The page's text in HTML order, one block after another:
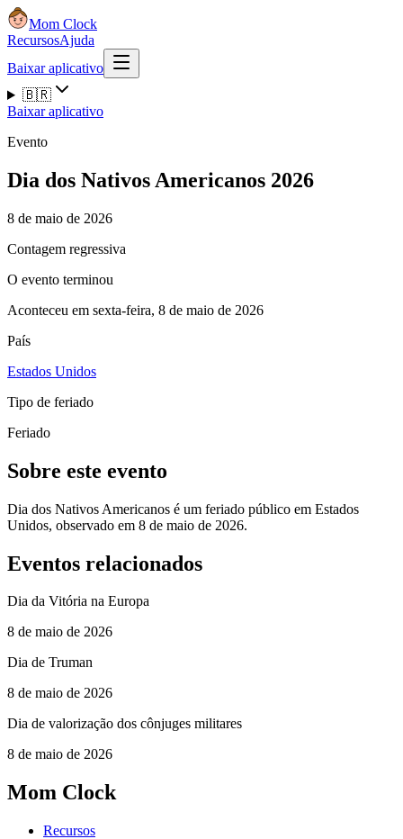
Mom Clock
RecursosAjuda
Baixar aplicativo
🇧🇷
Baixar aplicativo
Evento
Dia dos Nativos Americanos 2026
8 de maio de 2026
Contagem regressiva
O evento terminou
Aconteceu em sexta-feira, 8 de maio de 2026
País
Estados Unidos
Tipo de feriado
Feriado
Sobre este evento
Dia dos Nativos Americanos é um feriado público em Estados
Unidos, observado em 8 de maio de 2026.
Eventos relacionados
Dia da Vitória na Europa
8 de maio de 2026
Dia de Truman
8 de maio de 2026
Dia de valorização dos cônjuges militares
8 de maio de 2026
Mom Clock
Recursos